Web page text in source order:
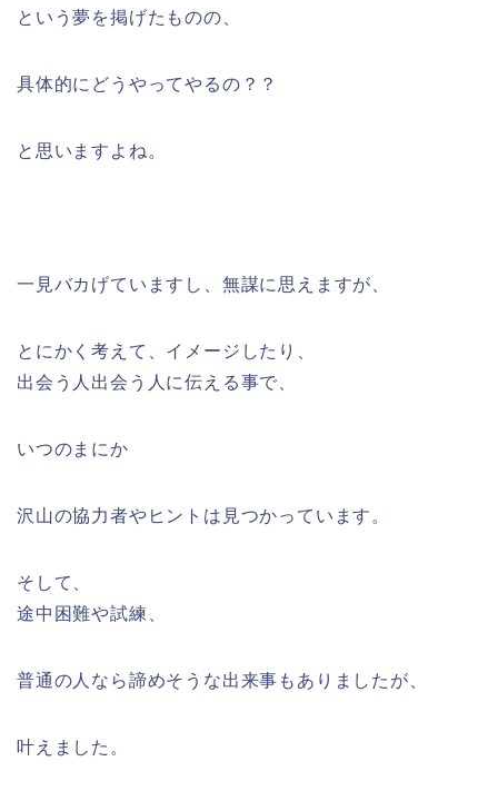
という夢を掲げたものの、
具体的にどうやってやるの？？
と思いますよね。
一見バカげていますし、無謀に思えますが、
とにかく考えて、イメージしたり、
出会う人出会う人に伝える事で、
いつのまにか
沢山の協力者やヒントは見つかっています。
そして、
途中困難や試練、
普通の人なら諦めそうな出来事もありましたが、
叶えました。